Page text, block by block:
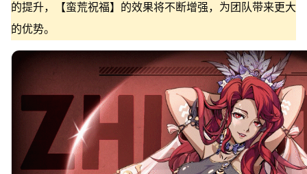
的提升，【蛮荒祝福】的效果将不断增强，为团队带来更大
的优势。